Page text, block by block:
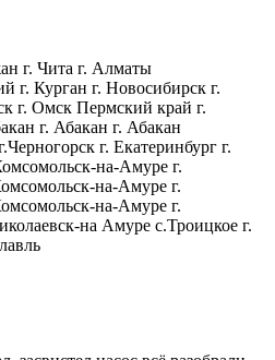
г. Чита г. Алматы
г. Курган г. Новосибирск г.
г. Омск Пермский край г.
г. Абакан г. Абакан
г. Екатеринбург г.
на-Амуре г.
на-Амуре г.
на-Амуре г.
на Амуре с.Троицкое г.